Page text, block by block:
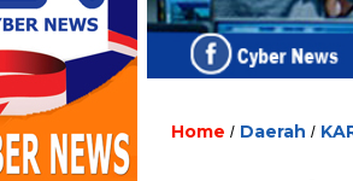
Home / Daerah /